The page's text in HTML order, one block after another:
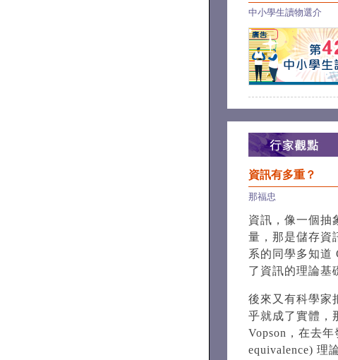
中小學生讀物選介
資訊有多重？
那福忠
資訊，像一個抽
量，那是儲存資
系的同學多知道
了資訊的理論基
後來又有科學家
乎就成了實體，
Vopson，在去
equivalence) 理